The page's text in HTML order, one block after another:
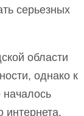
серьезных
области
однако к
началось
интернета,